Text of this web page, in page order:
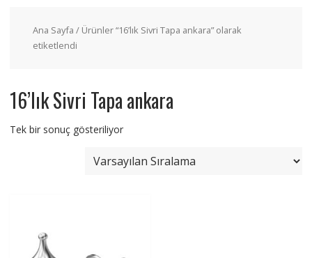
Ana Sayfa / Ürünler “16’lık Sivri Tapa ankara” olarak
etiketlendi
16’lık Sivri Tapa ankara
Tek bir sonuç gösteriliyor